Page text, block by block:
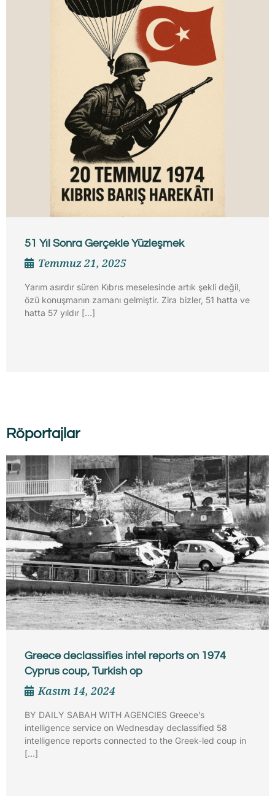
51 Yıl Sonra Gerçekle Yüzleşmek
Temmuz 21, 2025
Yarım asırdır süren Kıbrıs meselesinde artık şekli değil,
özü konuşmanın zamanı gelmiştir. Zira bizler, 51 hatta ve
hatta 57 yıldır […]
Röportajlar
Hem gurur hem ilham kaynağı: Ahmet
Mamalı
Nisan 16, 2024
Özel yayın Ahmet Mamalı adını belki bugüne kadar
duymadınız. Ancak o, geçmişinin yanında son
başarısıyla Kıbrıs Türk’ünü dünyaya bir kez […]